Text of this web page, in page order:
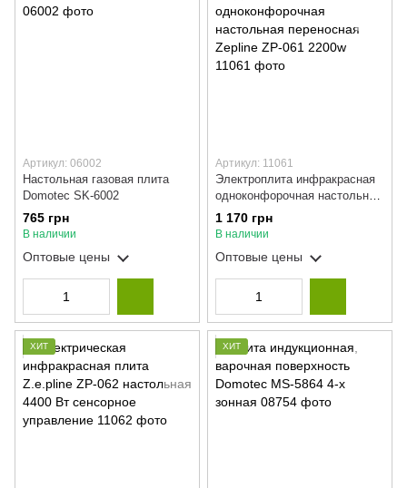
Артикул: 06002
Настольная газовая плита
Domotec SK-6002
765 грн
В наличии
Оптовые цены
Артикул: 11061
Электроплита инфракрасная
одноконфорочная настольная
переносная Zepline ZP-061
2200w
1 170 грн
В наличии
Оптовые цены
ХИТ ХИТ